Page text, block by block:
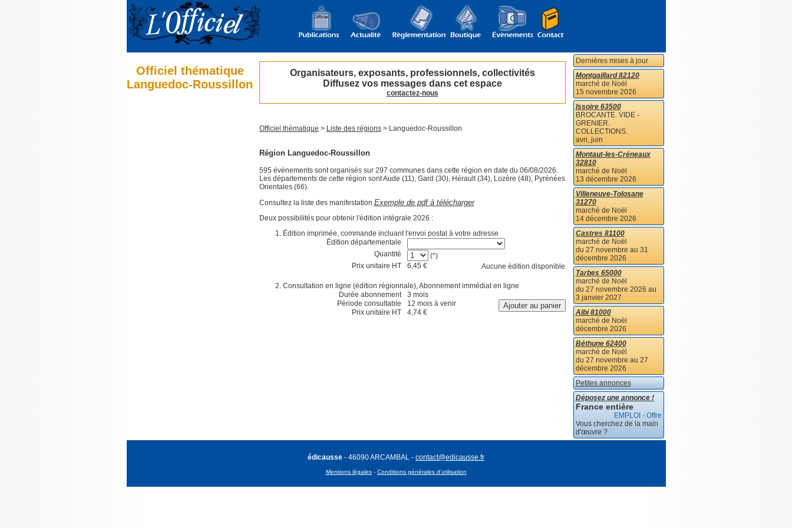
Officiel thématique
Languedoc-Roussillon
Organisateurs, exposants, professionnels, collectivités
Diffusez vos messages dans cet espace
contactez-nous
Officiel thématique > Liste des régions> Languedoc-Roussillon
Région Languedoc-Roussillon
595 évènements sont organisés sur 297 communes dans cette région en date du 06/08/2026.
Les départements de cette région sont Aude (11), Gard (30), Hérault (34), Lozère (48), Pyrénées
Orientales (66).
Consultez la liste des manifestation Exemple de pdf à télécharger
Deux possibilités pour obtenir l'édition intégrale 2026 :
Édition imprimée, commande incluant l'envoi postal à votre adresse
Édition départementale
Quantité
(*)
Aucune édition disponible
Prix unitaire HT 6,45 €
Consultation en ligne (édition régionnale), Abonnement immédiat en ligne
Durée abonnement
3 mois
Période consultable
12 mois à venir
Prix unitaire HT
4,74 €
Dernières mises à jour
Montgaillard 82120
marché de Noël
15 novembre 2026
Issoire 63500
BROCANTE. VIDE -
GRENIER.
COLLECTIONS.
avri, juin
Montaut-les-Créneaux
32810
marché de Noël
13 décembre 2026
Villeneuve-Tolosane
31270
marché de Noël
14 décembre 2026
Castres 81100
marché de Noël
du 27 novembre au 31
décembre 2026
Tarbes 65000
marché de Noël
du 27 novembre 2026 au
3 janvier 2027
Albi 81000
marché de Noël
décembre 2026
Béthune 62400
marché de Noël
du 27 novembre au 27
décembre 2026
Petites annonces
Déposez une annonce !
France entière
EMPLOI - Offre
Vous cherchez de la main
d'œuvre ?
édicausse - 46090 ARCAMBAL - contact@edicausse.fr
Mentions légales- Conditions générales d'utilisation